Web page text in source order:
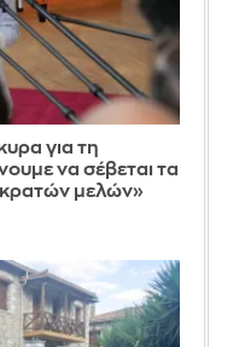
για τη
να σέβεται τα
κρατών μελών»